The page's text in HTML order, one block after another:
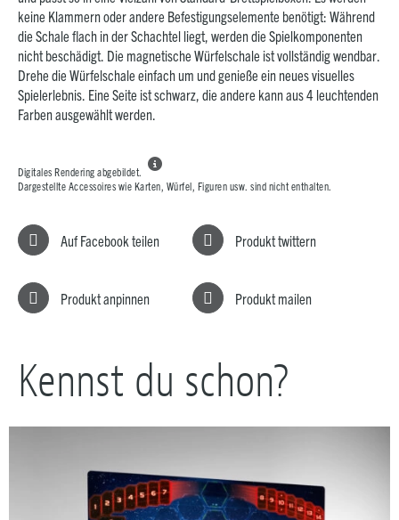
keine Klammern oder andere Befestigungselemente benötigt: Während
die Schale flach in der Schachtel liegt, werden die Spielkomponenten
nicht beschädigt. Die magnetische Würfelschale ist vollständig wendbar.
Drehe die Würfelschale einfach um und genieße ein neues visuelles
Spielerlebnis. Eine Seite ist schwarz, die andere kann aus 4 leuchtenden
Farben ausgewählt werden.
Digitales Rendering abgebildet.

Dargestellte Accessoires wie Karten, Würfel, Figuren usw. sind nicht enthalten.
Auf Facebook teilen Produkt twittern
Produkt anpinnen Produkt mailen
Kennst du schon?